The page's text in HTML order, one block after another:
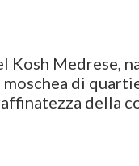
Kosh Medrese,
di
della